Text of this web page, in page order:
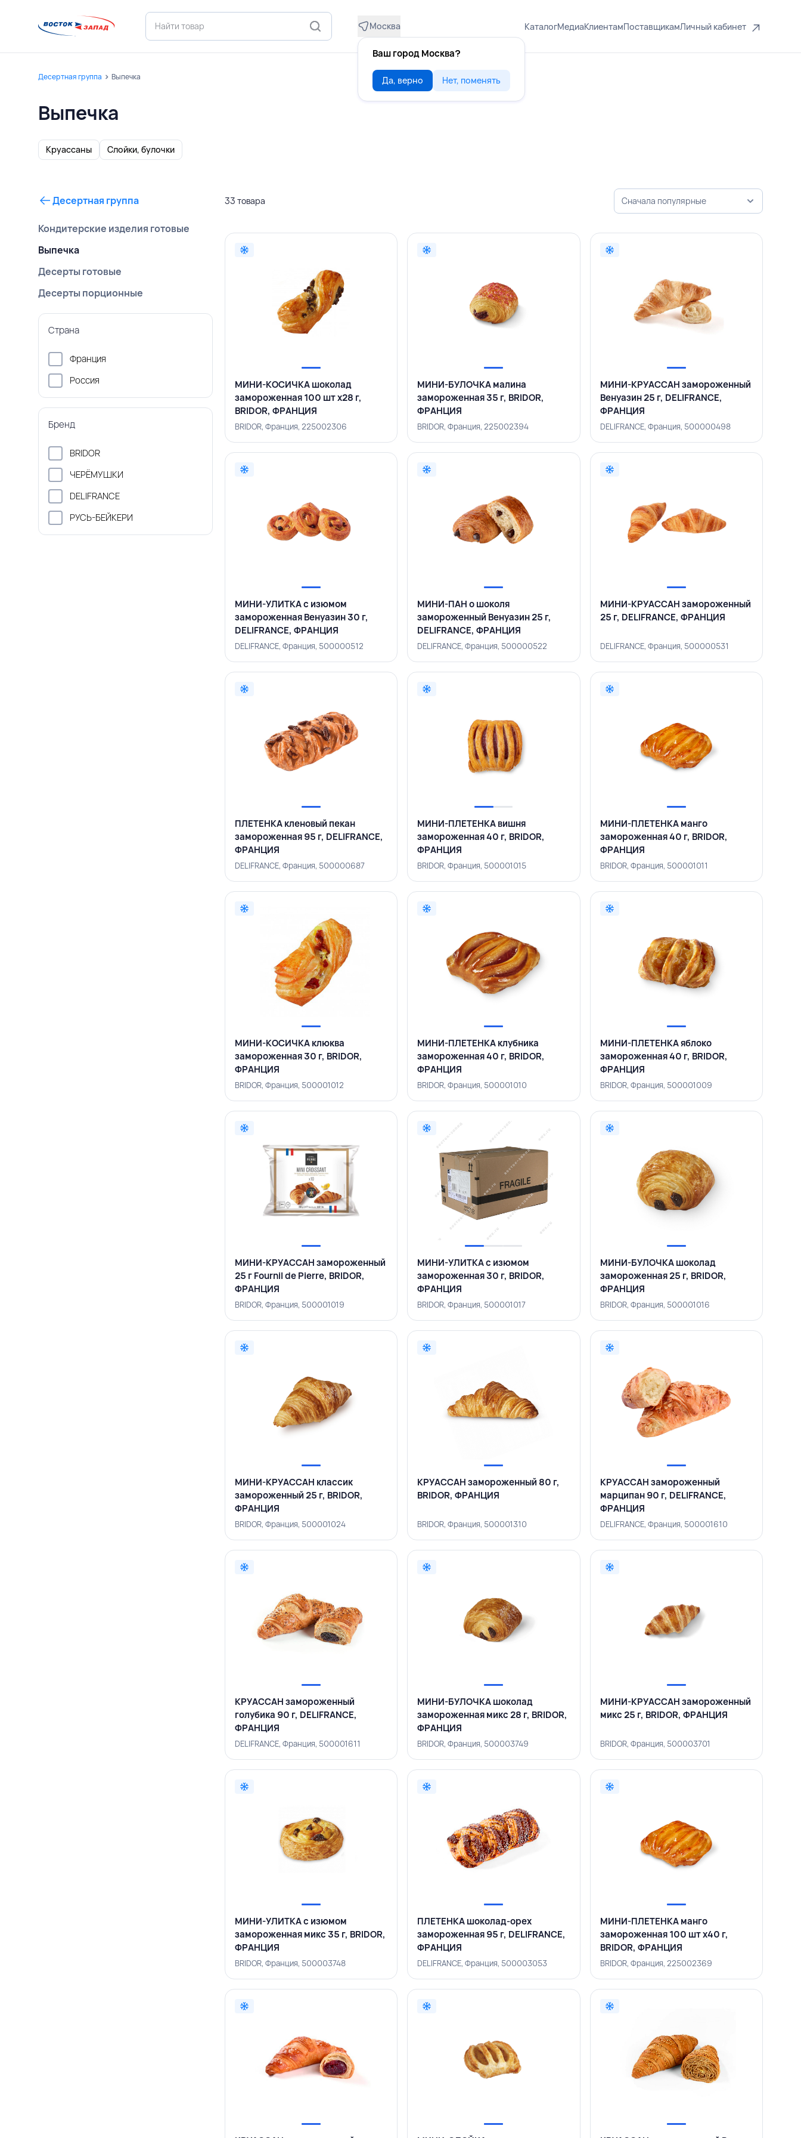
Москва
Ваш город Москва?
Да, верно Нет, поменять
КаталогМедиаКлиентамПоставщикамЛичный кабинет
Десертная группа Выпечка
Выпечка
Круассаны Слойки, булочки
Десертная группа
Кондитерские изделия готовые
Выпечка
Десерты готовые
Десерты порционные
Страна
Франция
Россия
Бренд
BRIDOR
ЧЕРЁМУШКИ
DELIFRANCE
РУСЬ-БЕЙКЕРИ
33 товара Сначала популярные
МИНИ-КОСИЧКА шоколад
замороженная 100 шт х28 г,
BRIDOR, ФРАНЦИЯ
BRIDOR, Франция, 225002306
МИНИ-БУЛОЧКА малина
замороженная 35 г, BRIDOR,
ФРАНЦИЯ
BRIDOR, Франция, 225002394
МИНИ-КРУАССАН замороженный
Венуазин 25 г, DELIFRANCE,
ФРАНЦИЯ
DELIFRANCE, Франция, 500000498
МИНИ-УЛИТКА с изюмом
замороженная Венуазин 30 г,
DELIFRANCE, ФРАНЦИЯ
DELIFRANCE, Франция, 500000512
МИНИ-ПАН о шоколя
замороженный Венуазин 25 г,
DELIFRANCE, ФРАНЦИЯ
DELIFRANCE, Франция, 500000522
МИНИ-КРУАССАН замороженный
25 г, DELIFRANCE, ФРАНЦИЯ
DELIFRANCE, Франция, 500000531
ПЛЕТЕНКА кленовый пекан
замороженная 95 г, DELIFRANCE,
ФРАНЦИЯ
DELIFRANCE, Франция, 500000687
МИНИ-ПЛЕТЕНКА вишня
замороженная 40 г, BRIDOR,
ФРАНЦИЯ
BRIDOR, Франция, 500001015
МИНИ-ПЛЕТЕНКА манго
замороженная 40 г, BRIDOR,
ФРАНЦИЯ
BRIDOR, Франция, 500001011
МИНИ-КОСИЧКА клюква
замороженная 30 г, BRIDOR,
ФРАНЦИЯ
BRIDOR, Франция, 500001012
МИНИ-ПЛЕТЕНКА клубника
замороженная 40 г, BRIDOR,
ФРАНЦИЯ
BRIDOR, Франция, 500001010
МИНИ-ПЛЕТЕНКА яблоко
замороженная 40 г, BRIDOR,
ФРАНЦИЯ
BRIDOR, Франция, 500001009
МИНИ-КРУАССАН замороженный
25 г Fournil de Pierre, BRIDOR,
ФРАНЦИЯ
BRIDOR, Франция, 500001019
МИНИ-УЛИТКА с изюмом
замороженная 30 г, BRIDOR,
ФРАНЦИЯ
BRIDOR, Франция, 500001017
МИНИ-БУЛОЧКА шоколад
замороженная 25 г, BRIDOR,
ФРАНЦИЯ
BRIDOR, Франция, 500001016
МИНИ-КРУАССАН классик
замороженный 25 г, BRIDOR,
ФРАНЦИЯ
BRIDOR, Франция, 500001024
КРУАССАН замороженный 80 г,
BRIDOR, ФРАНЦИЯ
BRIDOR, Франция, 500001310
КРУАССАН замороженный
марципан 90 г, DELIFRANCE,
ФРАНЦИЯ
DELIFRANCE, Франция, 500001610
КРУАССАН замороженный
голубика 90 г, DELIFRANCE,
ФРАНЦИЯ
DELIFRANCE, Франция, 500001611
МИНИ-БУЛОЧКА шоколад
замороженная микс 28 г, BRIDOR,
ФРАНЦИЯ
BRIDOR, Франция, 500003749
МИНИ-КРУАССАН замороженный
микс 25 г, BRIDOR, ФРАНЦИЯ
BRIDOR, Франция, 500003701
МИНИ-УЛИТКА с изюмом
замороженная микс 35 г, BRIDOR,
ФРАНЦИЯ
BRIDOR, Франция, 500003748
ПЛЕТЕНКА шоколад-орех
замороженная 95 г, DELIFRANCE,
ФРАНЦИЯ
DELIFRANCE, Франция, 500003053
МИНИ-ПЛЕТЕНКА манго
замороженная 100 шт х40 г,
BRIDOR, ФРАНЦИЯ
BRIDOR, Франция, 225002369